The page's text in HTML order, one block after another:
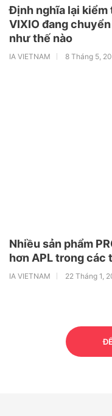
Định nghĩa lại kiểm
VIXIO đang
như thế nào
IA VIETNAM 8 Tháng 5,
Nhiều sản phẩm
hơn APL trong
IA VIETNAM 22 Tháng 1,